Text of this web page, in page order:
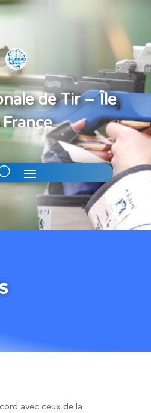
de Tir – Île
avec ceux de la